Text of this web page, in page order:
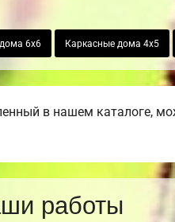
6х6 Каркасные дома 4х5
в нашем каталоге,
работы